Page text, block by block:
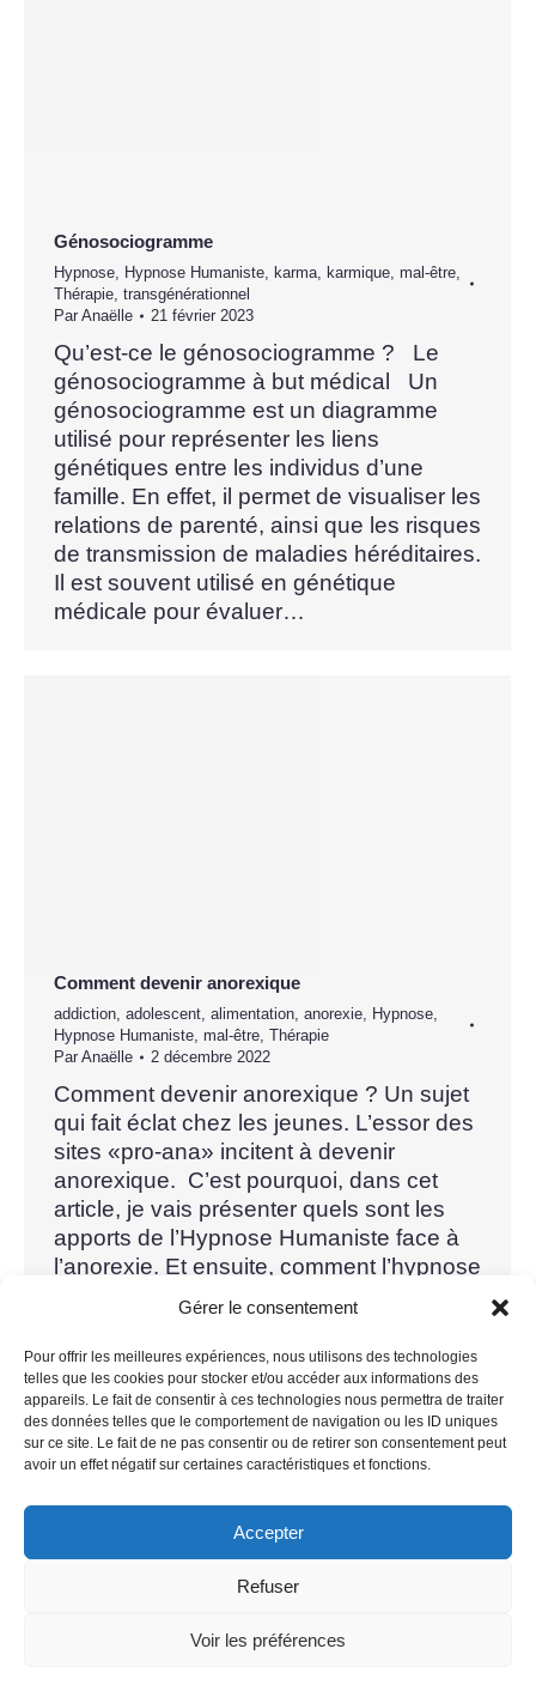
Gérer le consentement
Pour offrir les meilleures expériences, nous utilisons des technologies
telles que les cookies pour stocker et/ou accéder aux informations des
appareils. Le fait de consentir à ces technologies nous permettra de traiter
des données telles que le comportement de navigation ou les ID uniques
sur ce site. Le fait de ne pas consentir ou de retirer son consentement peut
avoir un effet négatif sur certaines caractéristiques et fonctions.
Accepter
Refuser
Voir les préférences
Génosociogramme
Hypnose, Hypnose Humaniste, karma, karmique, mal-être,
Thérapie, transgénérationnel
Par Anaëlle 21 février 2023
Qu’est-ce le génosociogramme ? Le
génosociogramme à but médical Un
génosociogramme est un diagramme
utilisé pour représenter les liens
génétiques entre les individus d’une
famille. En effet, il permet de visualiser les
relations de parenté, ainsi que les risques
de transmission de maladies héréditaires.
Il est souvent utilisé en génétique
médicale pour évaluer…
Comment devenir anorexique
addiction adolescent alimentation anorexie Hypnose
Hypnose Humaniste mal-être Thérapie
Par Anaëlle 2 décembre 2022
Comment devenir anorexique ? Un sujet
qui fait éclat chez les jeunes. L’essor des
sites «pro-ana» incitent à devenir
anorexique. C’est pourquoi, dans cet
article, je vais présenter quels sont les
apports de l’Hypnose Humaniste face à
l’anorexie. Et ensuite, comment l’hypnose
va vous aider à retrouver votre libre
← 1 2 3 4 →